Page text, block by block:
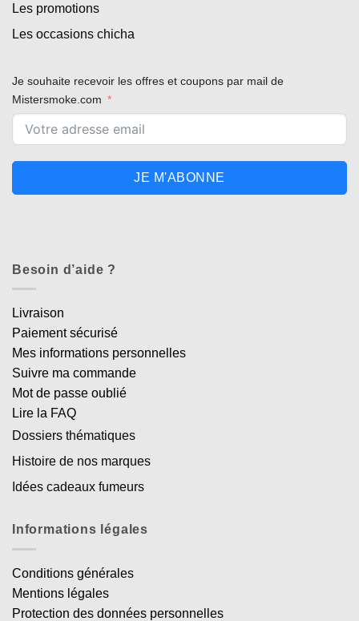
Les promotions
Les occasions chicha
Je souhaite recevoir les offres et coupons par mail de
Mistersmoke.com
JE M'ABONNE
Besoin d’aide ?
Livraison
Paiement sécurisé
Mes informations personnelles
Suivre ma commande
Mot de passe oublié
Lire la FAQ
Dossiers thématiques
Histoire de nos marques
Idées cadeaux fumeurs
Informations légales
Conditions générales
Mentions légales
Protection des données personnelles